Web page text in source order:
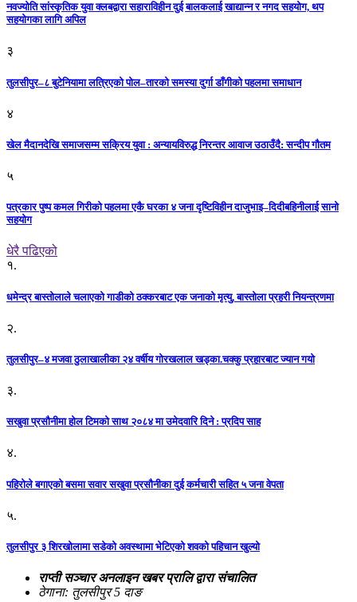
नवज्योति सांस्कृतिक युवा क्लबद्वारा सहाराविहीन दुई बालकलाई खाद्यान्न र नगद सहयोग, थप
सहयोगका लागि अपिल
३
तुलसीपुर–८ बुटेनियामा लत्रिएको पोल–तारको समस्या दुर्गा डाँगीको पहलमा समाधान
४
खेल मैदानदेखि समाजसम्म सक्रिय युवा : अन्यायविरुद्ध निरन्तर आवाज उठाउँदै: सन्दीप गौतम
५
पत्रकार पुष्प कमल गिरीको पहलमा एकै घरका ४ जना दृष्टिविहीन दाजुभाइ–दिदीबहिनीलाई सानो
सहयोग
धेरै पढिएको
१.
धमेन्द्र बास्तोलाले चलाएको गाडीको ठक्करबाट एक जनाको मृत्यु, बास्तोला प्रहरी नियन्त्रणमा
२.
तुलसीपुर–४ मजवा ठुलाखालीका २४ वर्षीय गोरखलाल खड्का.चक्कु प्रहारबाट ज्यान गयो
३.
सखुवा प्रसौनीमा होल टिमको साथ २०८४ मा उमेदवारि दिने : प्रदिप साह
४.
पहिराेले बगाएकाे बसमा सवार सखुवा प्रसाैनीका दुई कर्मचारी सहित ५ जना वेपता
५.
तुलसीपुर ३ शिरखोलामा सडेको अवस्थामा भेटिएको शवको पहिचान खुल्यो
राप्ती सञ्चार अनलाइन खबर प्रालि द्वारा संचालित
ठेगाना: तुलसीपुर 5 दाङ